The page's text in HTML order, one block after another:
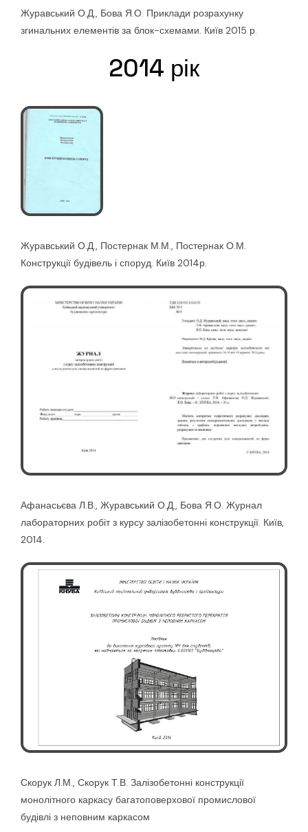
Журавський О.Д., Бова Я.О. Приклади розрахунку
згинальних елементів за блок-схемами. Київ 2015 р.
2014 рік
Журавський О.Д., Постернак М.М., Постернак О.М.
Конструкції будівель і споруд. Київ 2014р.
Афанасьєва Л.В., Журавський О.Д., Бова Я.О. Журнал
лабораторних робіт з курсу залізобетонні конструкції. Київ,
2014.
Скорук Л.М., Скорук Т.В. Залізобетонні конструкції
монолітного каркасу багатоповерхової промислової
будівлі з неповним каркасом